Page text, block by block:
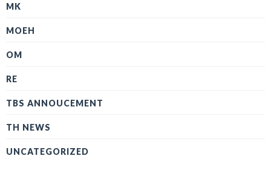
MK
MOEH
OM
RE
TBS ANNOUCEMENT
TH NEWS
UNCATEGORIZED